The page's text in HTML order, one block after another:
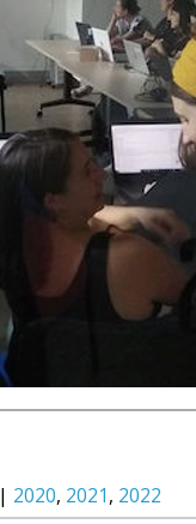
| 2020, 2021, 2022